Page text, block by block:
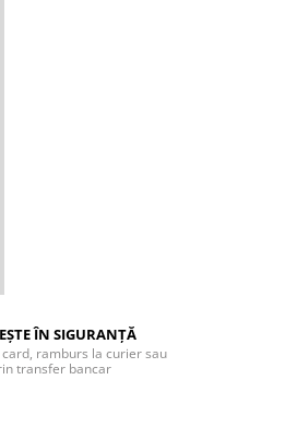
ÎN SIGURANȚĂ
ramburs la curier sau
transfer bancar